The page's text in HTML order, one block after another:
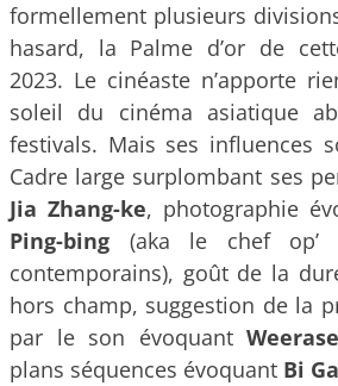
formellement plusieurs
hasard, la Palme d’or de
2023. Le cinéaste n’apporte
soleil du cinéma asiatique
festivals. Mais ses influences
Cadre large surplombant ses
Jia Zhang-ke, photographie
Ping-bing (aka le chef op’
contemporains), goût de la
hors champ, suggestion de la
par le son évoquant
plans séquences évoquant Bi